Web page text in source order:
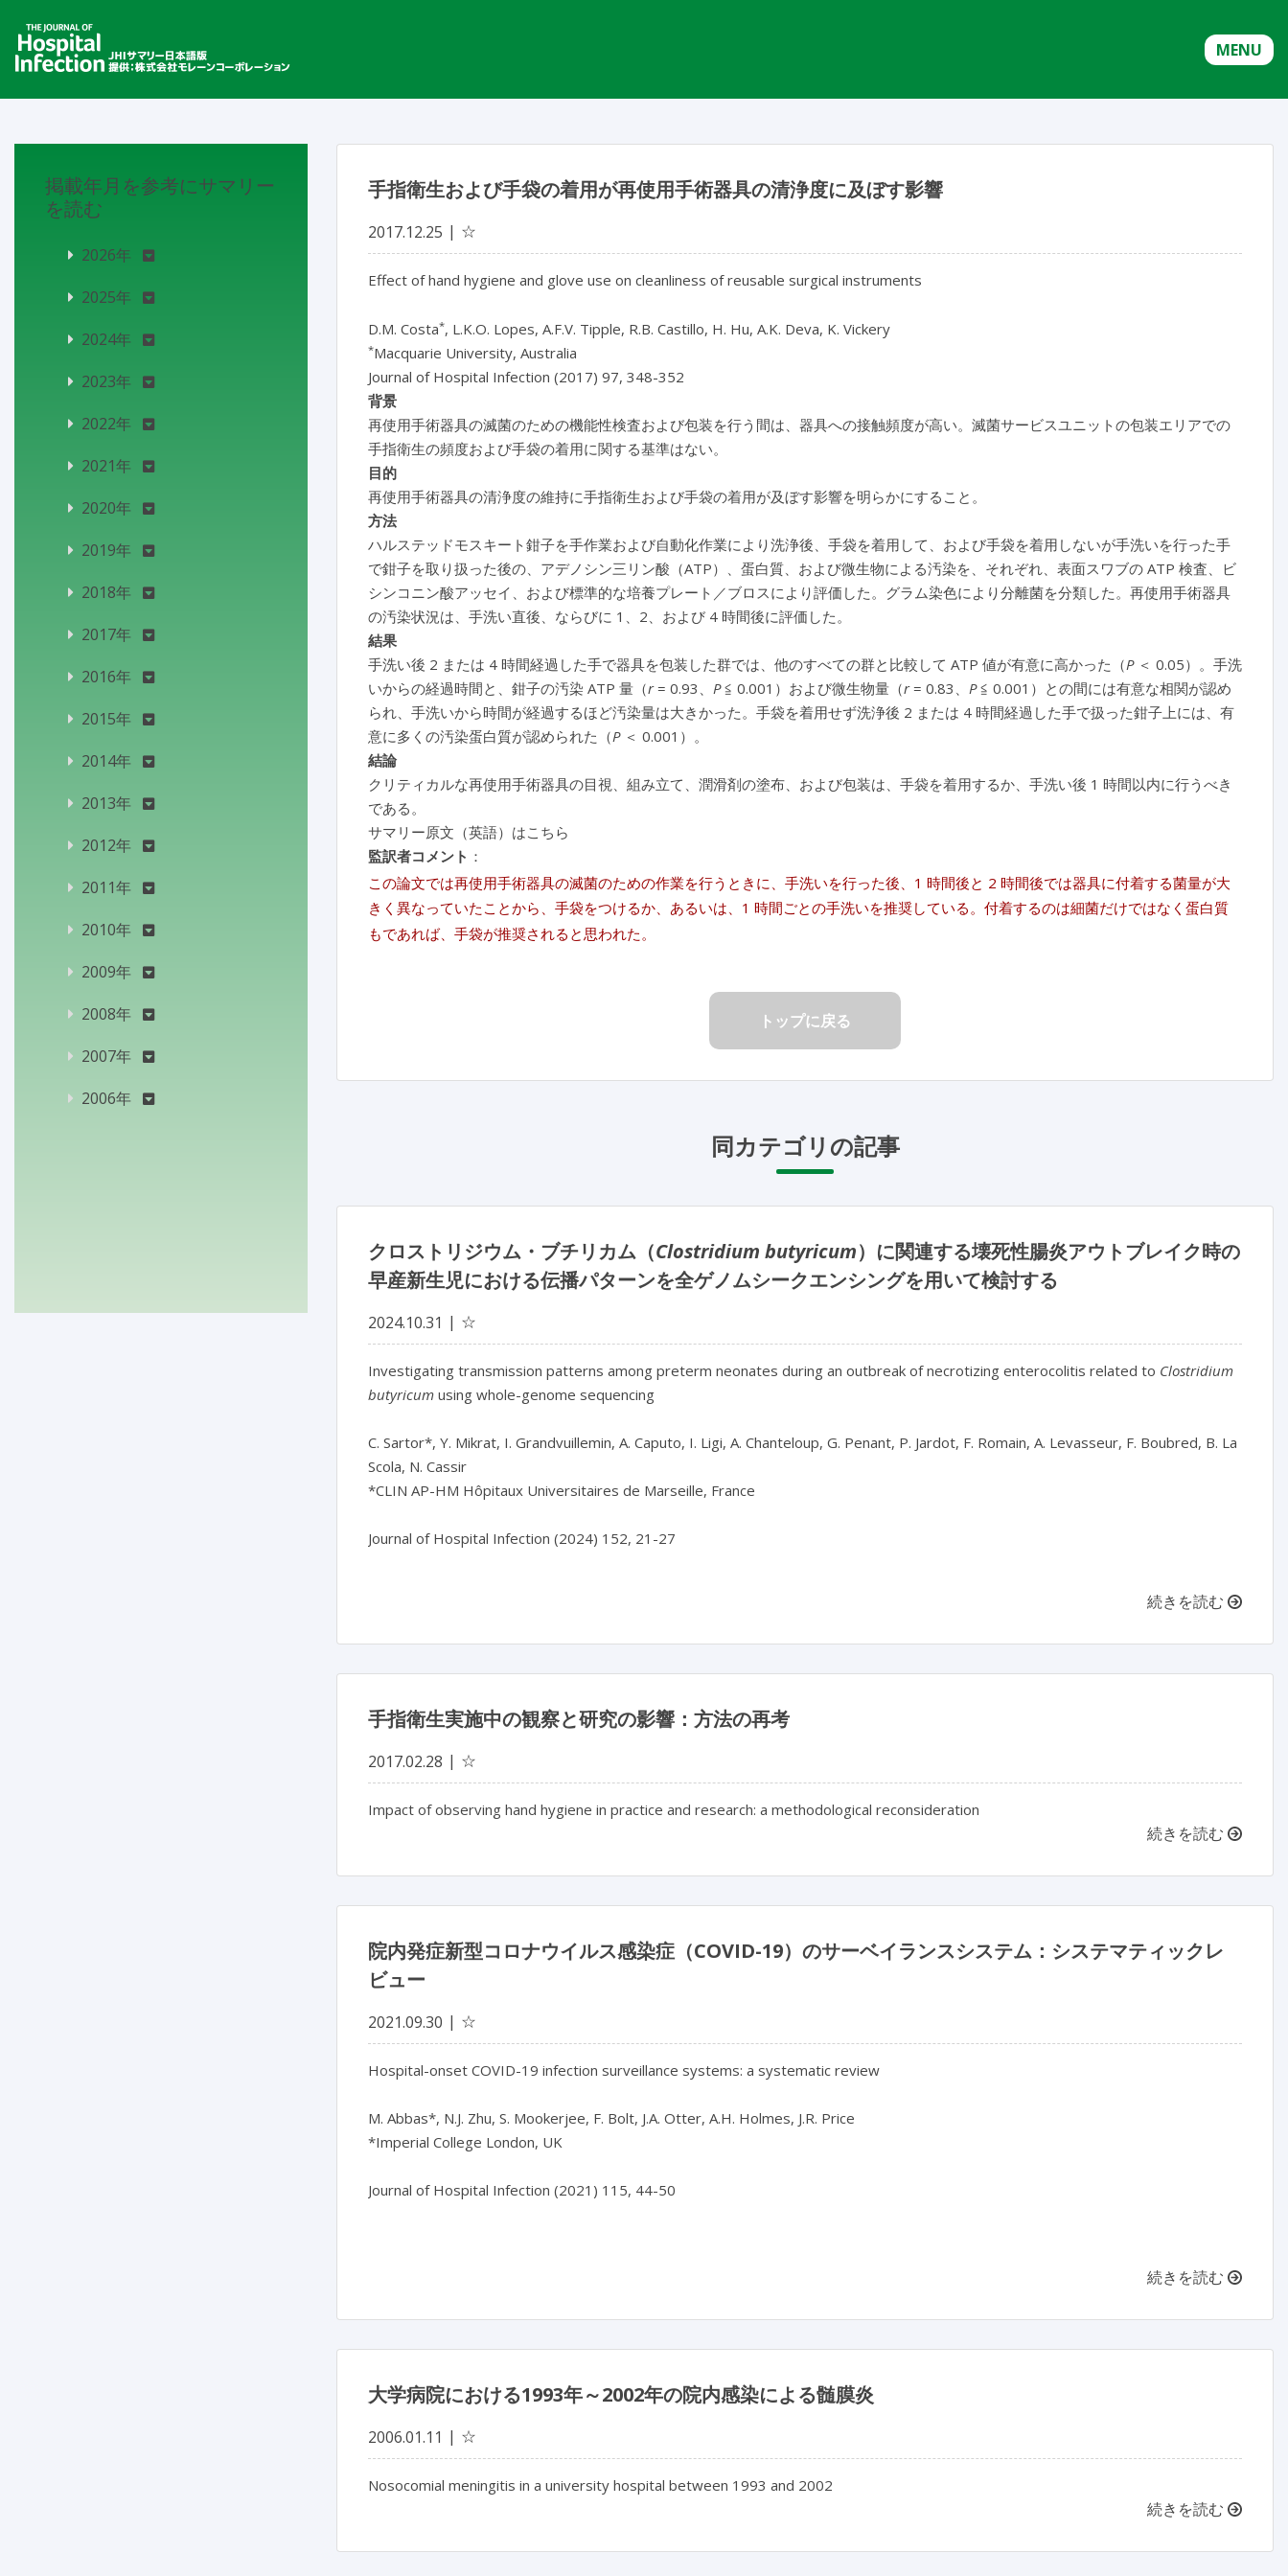
MENU
手指衛生および手袋の着用が再使用手術器具の清浄度に及ぼす影響
2017.12.25 ☆
Effect of hand hygiene and glove use on cleanliness of reusable surgical instruments
D.M. Costa*, L.K.O. Lopes, A.F.V. Tipple, R.B. Castillo, H. Hu, A.K. Deva, K. Vickery
*Macquarie University, Australia
Journal of Hospital Infection (2017) 97, 348-352
背景
再使用手術器具の滅菌のための機能性検査および包装を行う間は、器具への接触頻度が高い。滅菌サービスユニットの包装エリアでの
手指衛生の頻度および手袋の着用に関する基準はない。
目的
再使用手術器具の清浄度の維持に手指衛生および手袋の着用が及ぼす影響を明らかにすること。
方法
ハルステッドモスキート鉗子を手作業および自動化作業により洗浄後、手袋を着用して、および手袋を着用しないが手洗いを行った手
で鉗子を取り扱った後の、アデノシン三リン酸（ATP）、蛋白質、および微生物による汚染を、それぞれ、表面スワブの ATP 検査、ビ
シンコニン酸アッセイ、および標準的な培養プレート／ブロスにより評価した。グラム染色により分離菌を分類した。再使用手術器具
の汚染状況は、手洗い直後、ならびに 1、2、および 4 時間後に評価した。
結果
手洗い後 2 または 4 時間経過した手で器具を包装した群では、他のすべての群と比較して ATP 値が有意に高かった（P＜ 0.05）。手洗
いからの経過時間と、鉗子の汚染 ATP 量（r= 0.93、 P≦ 0.001）および微生物量（r= 0.83、 P≦ 0.001）との間には有意な相関が認め
られ、手洗いから時間が経過するほど汚染量は大きかった。手袋を着用せず洗浄後 2 または 4 時間経過した手で扱った鉗子上には、有
意に多くの汚染蛋白質が認められた（P＜ 0.001）。
結論
クリティカルな再使用手術器具の目視、組み立て、潤滑剤の塗布、および包装は、手袋を着用するか、手洗い後 1 時間以内に行うべき
である。
サマリー原文（英語）はこちら
監訳者コメント ：
この論文では再使用手術器具の滅菌のための作業を行うときに、手洗いを行った後、1 時間後と 2 時間後では器具に付着する菌量が大
きく異なっていたことから、手袋をつけるか、あるいは、1 時間ごとの手洗いを推奨している。付着するのは細菌だけではなく蛋白質
もであれば、手袋が推奨されると思われた。
トップに戻る
同カテゴリの記事
クロストリジウム・ブチリカム（Clostridium butyricum）に関連する壊死性腸炎アウトブレイク時の
早産新生児における伝播パターンを全ゲノムシークエンシングを用いて検討する
2024.10.31 ☆
Investigating transmission patterns among preterm neonates during an outbreak of necrotizing enterocolitis related to Clostridium
butyricum using whole-genome sequencing
C. Sartor*, Y. Mikrat, I. Grandvuillemin, A. Caputo, I. Ligi, A. Chanteloup, G. Penant, P. Jardot, F. Romain, A. Levasseur, F. Boubred, B. La
Scola, N. Cassir
*CLIN AP-HM Hôpitaux Universitaires de Marseille, France
Journal of Hospital Infection (2024) 152, 21-27
続きを読む
手指衛生実施中の観察と研究の影響：方法の再考
2017.02.28 ☆
Impact of observing hand hygiene in practice and research: a methodological reconsideration
続きを読む
院内発症新型コロナウイルス感染症（COVID-19）のサーベイランスシステム：システマティックレ
ビュー
2021.09.30 ☆
Hospital-onset COVID-19 infection surveillance systems: a systematic review
M. Abbas*, N.J. Zhu, S. Mookerjee, F. Bolt, J.A. Otter, A.H. Holmes, J.R. Price
*Imperial College London, UK
Journal of Hospital Infection (2021) 115, 44-50
続きを読む
大学病院における1993年～2002年の院内感染による髄膜炎
2006.01.11 ☆
Nosocomial meningitis in a university hospital between 1993 and 2002
続きを読む
掲載年月を参考にサマリー
を読む
2026年
2025年
2024年
2023年
2022年
2021年
2020年
2019年
2018年
2017年
2016年
2015年
2014年
2013年
2012年
2011年
2010年
2009年
2008年
2007年
2006年